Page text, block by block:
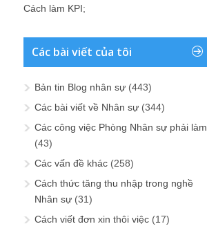
Cách làm KPI;
Các bài viết của tôi
Bản tin Blog nhân sự (443)
Các bài viết về Nhân sự (344)
Các công việc Phòng Nhân sự phải làm
(43)
Các vấn đề khác (258)
Cách thức tăng thu nhập trong nghề
Nhân sự (31)
Cách viết đơn xin thôi việc (17)